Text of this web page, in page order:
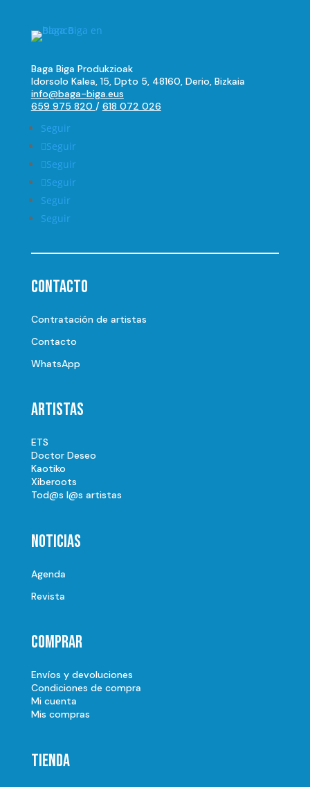
Baga Biga Produkzioak
Idorsolo Kalea, 15, Dpto 5, 48160, Derio, Bizkaia
info@baga-biga.eus
659 975 820 / 618 072 026
Seguir
Seguir
Seguir
Seguir
Seguir
Seguir
Contacto
Contratación de artistas
Contacto
WhatsApp
Artistas
ETS
Doctor Deseo
Kaotiko
Xiberoots
Tod@s l@s artistas
Noticias
Agenda
Revista
Comprar
Envíos y devoluciones
Condiciones de compra
Mi cuenta
Mis compras
Tienda